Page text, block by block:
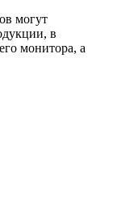
могут
в
монитора, а